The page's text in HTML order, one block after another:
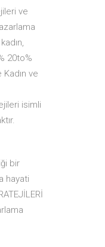
ve
20to%
ve
isimli
bir
hayati